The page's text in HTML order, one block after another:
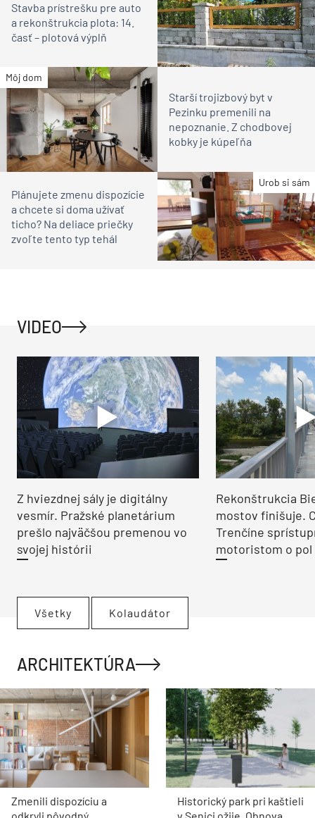
Stavba prístrešku pre auto
a rekonštrukcia plota: 14.
časť – plotová výplň
Môj dom
Starší trojizbový byt v
Pezinku premenili na
nepoznanie. Z chodbovej
kobky je kúpeľňa
Urob si sám
Plánujete zmenu dispozície
a chcete si doma užívať
ticho? Na deliace priečky
zvoľte tento typ tehál
VIDEO
Z hviezdnej sály je digitálny
vesmír. Pražské planetárium
prešlo najväčšou premenou vo
svojej histórii
Rekonštrukcia
mostov finišuje.
Trenčíne
motoristom o pol
Všetky Kolaudátor
ARCHITEKTÚRA
Zmenili dispozíciu a
Historický park pri kaštieli